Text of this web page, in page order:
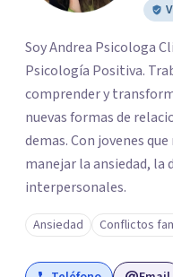
Soy Andrea Psicologa
Psicología Positiva.
comprender y
nuevas formas de
demas. Con jovenes
manejar la ansiedad, la
interpersonales.
Ansiedad Conflictos